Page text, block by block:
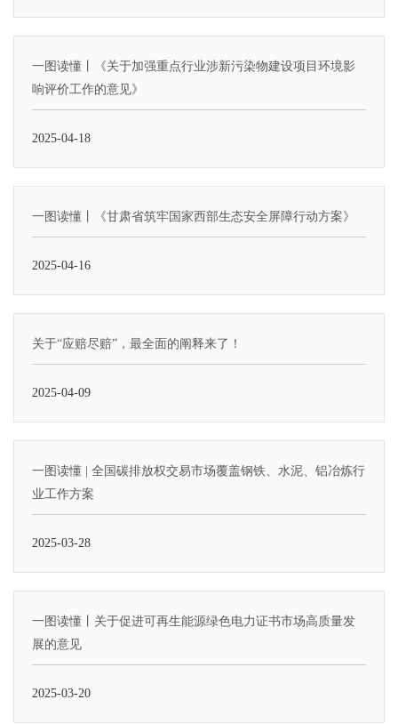
一图读懂丨《关于加强重点行业涉新污染物建设项目环境影
响评价工作的意见》
2025-04-18
一图读懂丨《甘肃省筑牢国家西部生态安全屏障行动方案》
2025-04-16
关于“应赔尽赔”，最全面的阐释来了！
2025-04-09
一图读懂 | 全国碳排放权交易市场覆盖钢铁、水泥、铝冶炼行
业工作方案
2025-03-28
一图读懂丨关于促进可再生能源绿色电力证书市场高质量发
展的意见
2025-03-20